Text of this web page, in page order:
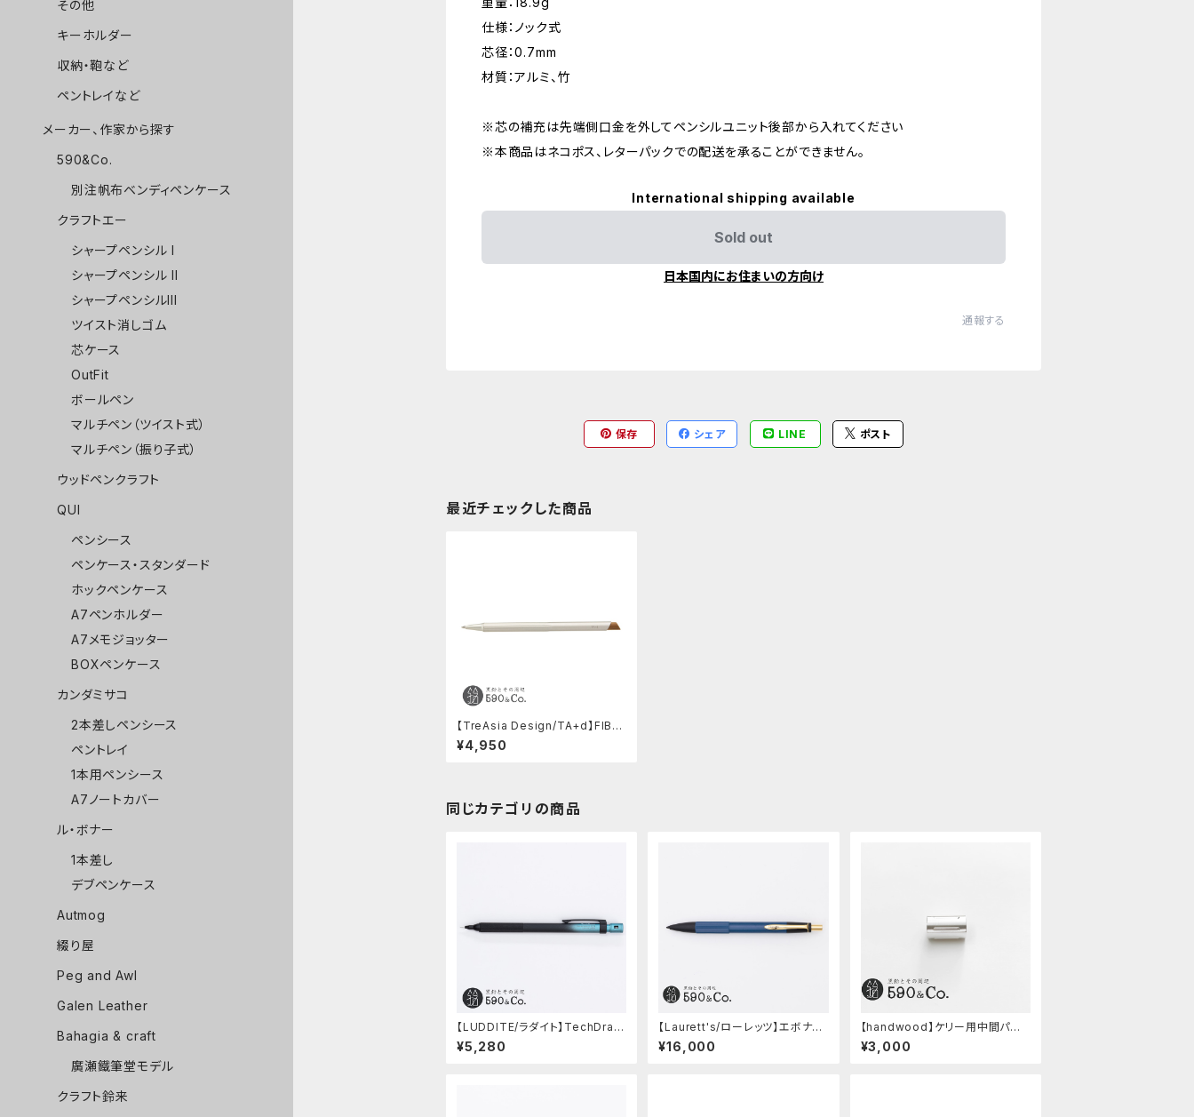
仕様：ノック式
芯径：0.7mm
材質：アルミ、竹
※芯の補充は先端側口金を外してペンシルユニット後部から入れてください
※本商品はネコポス、レターパックでの配送を承ることができません。
International shipping available
Sold out
日本国内にお住まいの方向け
通報する
保存 シェア LINE ポスト
最近チェックした商品
【TreAsia Design/TA+d】FIBE
R / Bamboo Mechanical Pen
cil (シルバー)
¥4,950
同じカテゴリの商品
【LUDDITE/ラダイト】TechDraw
2 グラデーションモデル (LDB-MP
2GB1-05)
¥5,280
【Laurett's/ローレッツ】エボナイ
トシャープペンシル (藍)
¥16,000
【handwood】ケリー用中間パー
ツ/カスタムグリップ (縦溝/超超ジ
ュラルミン)
¥3,000
その他
キーホルダー
収納・鞄など
ペントレイなど
メーカー、作家から探す
590&Co.
別注帆布ベンディペンケース
クラフトエー
シャープペンシル I
シャープペンシル II
シャープペンシルIII
ツイスト消しゴム
芯ケース
OutFit
ボールペン
マルチペン（ツイスト式）
マルチペン（振り子式）
ウッドペンクラフト
QUI
ペンシース
ペンケース・スタンダード
ホックペンケース
A7ペンホルダー
A7メモジョッター
BOXペンケース
カンダミサコ
2本差しペンシース
ペントレイ
1本用ペンシース
A7ノートカバー
ル・ボナー
1本差し
デブペンケース
Autmog
綴り屋
Peg and Awl
Galen Leather
Bahagia & craft
廣瀬鐵筆堂モデル
クラフト鈴来